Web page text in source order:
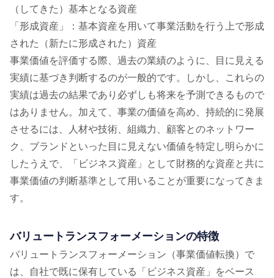
（してきた）基本となる資産
「形成資産」：基本資産を⽤いて事業活動を⾏う上で形成
された（新たに形成された）資産
事業価値を評価する際、過去の業績のように、⽬に⾒える
実績に基づき判断するのが⼀般的です。しかし、これらの
実績は過去の結果であり必ずしも将来を予測できるもので
はありません。加えて、事業の価値を⾼め、持続的に発展
させるには、⼈材や技術、組織⼒、顧客とのネットワー
ク、ブランドといった⽬に⾒えない価値を特定し明らかに
したうえで、「ビジネス資産」として財務的な資産と共に
事業価値の判断基準として⽤いることが重要になってきま
す。
バリュートランスフォーメーションの特徴
バリュートランスフォーメーション（事業価値転換）で
は、⾃社で既に保有している「ビジネス資産」をベース